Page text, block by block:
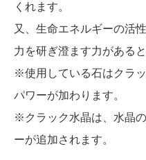
くれます。
又、生命エネルギーの活
力を研ぎ澄ます力がある
※使用している石はクラ
パワーが加わります。
※クラック水晶は、水晶
ーが追加されます。